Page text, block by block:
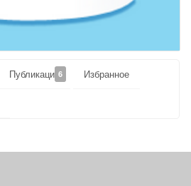
Публикации6 Избранное